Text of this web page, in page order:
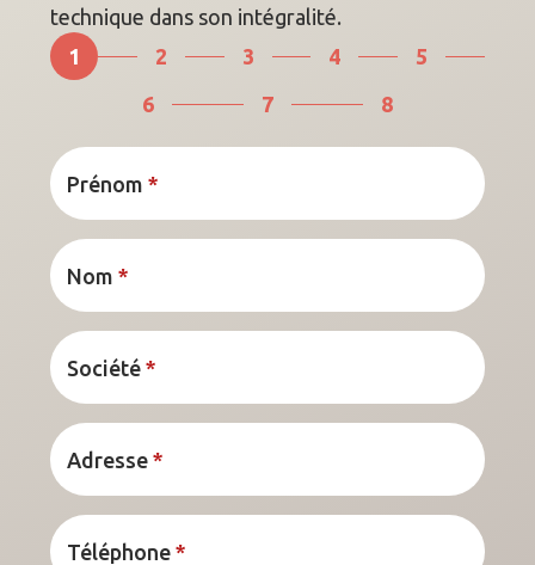
technique dans son intégralité.
1
2 3 4
5
6
7 8
Prénom *
Nom *
Société *
Adresse *
Téléphone *